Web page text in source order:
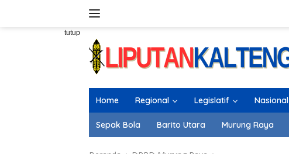
tutup
Home Regional Legislatif Nasional
Sepak Bola Barito Utara Murung Raya